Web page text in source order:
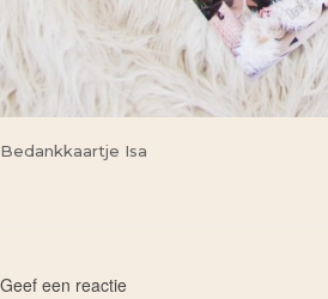
Bedankkaartje Isa
Geef een reactie